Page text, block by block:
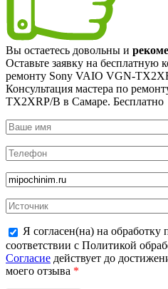
Вы остаетесь довольны и
Оставьте заявку на бесплатную
ремонту Sony VAIO VGN-
Консультация мастера по
TX2XRP/B в Самаре. Бесплатно
Я согласен(на) на
соответствии с Политикой
Согласие действует до
моего отзыва *